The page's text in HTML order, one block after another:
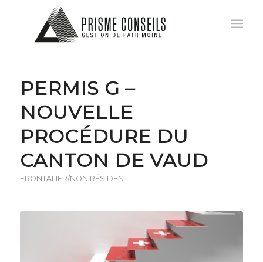
PERMIS G –
NOUVELLE
PROCÉDURE DU
CANTON DE VAUD
FRONTALIER/NON RÉSIDENT